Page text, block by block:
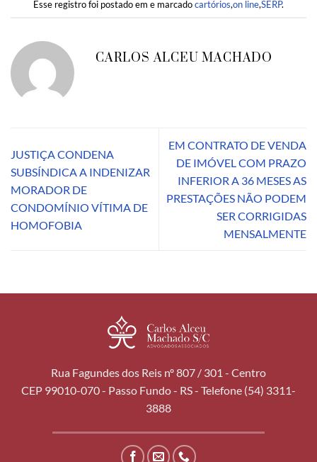
Esse registro foi postado em e marcadocartórios,on line,SERP.
CARLOS ALCEU MACHADO
JUSTIÇA CONDENA
SUBSÍNDICA A INDENIZAR
MORADOR DE
CONDOMÍNIO VÍTIMA DE
HOMOFOBIA
EM CONTRATO DE VENDA
DE IMÓVEL COM PRAZO
INFERIOR A 36 MESES AS
PRESTAÇÕES NÃO PODEM
SER CORRIGIDAS
MENSALMENTE
Rua Fagundes dos Reis nº 807 / 301 - Centro
CEP 99010-070 - Passo Fundo - RS - Telefone (54) 3311-
3888